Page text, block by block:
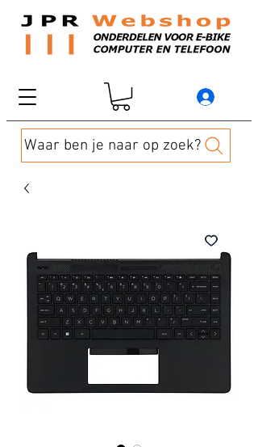
Waar ben je naar op zoek?